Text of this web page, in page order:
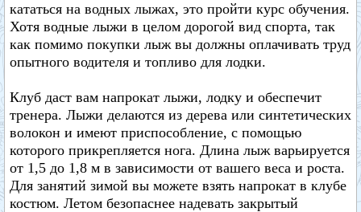
кататься на водных лыжах, это пройти курс обучения.
Хотя водные лыжи в целом дорогой вид спорта, так
как помимо покупки лыж вы должны оплачивать труд
опытного водителя и топливо для лодки.
Клуб даст вам напрокат лыжи, лодку и обеспечит
тренера. Лыжи делаются из дерева или синтетических
волокон и имеют приспособление, с помощью
которого прикрепляется нога. Длина лыж варьируется
от 1,5 до 1,8 м в зависимости от вашего веса и роста.
Для занятий зимой вы можете взять напрокат в клубе
костюм. Летом безопаснее надевать закрытый